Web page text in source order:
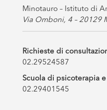
Minotauro – Istituto di
Via Omboni, 4 – 20129
Richieste di
02.29524587
Scuola di psicoterapia
02.29401545